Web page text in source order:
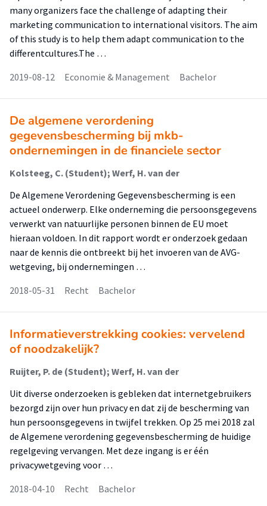
many organizers face the challenge of adapting their
marketing communication to international visitors. The aim
of this study is to help them adapt communication to the
differentcultures.The …
2019-08-12
Economie & Management Bachelor
De algemene verordening
gegevensbescherming bij mkb-
ondernemingen in de financiele sector
Kolsteeg, C. (Student); Werf, H. van der
De Algemene Verordening Gegevensbescherming is een
actueel onderwerp. Elke onderneming die persoonsgegevens
verwerkt van natuurlijke personen binnen de EU moet
hieraan voldoen. In dit rapport wordt er onderzoek gedaan
naar de kennis die ontbreekt bij het invoeren van de AVG-
wetgeving, bij ondernemingen …
2018-05-31
Recht Bachelor
Informatieverstrekking cookies: vervelend
of noodzakelijk?
Ruijter, P. de (Student); Werf, H. van der
Uit diverse onderzoeken is gebleken dat internetgebruikers
bezorgd zijn over hun privacy en dat zij de bescherming van
hun persoonsgegevens in twijfel trekken. Op 25 mei 2018 zal
de Algemene verordening gegevensbescherming de huidige
regelgeving vervangen. Met deze ingang is er één
privacywetgeving voor …
2018-04-10
Recht Bachelor